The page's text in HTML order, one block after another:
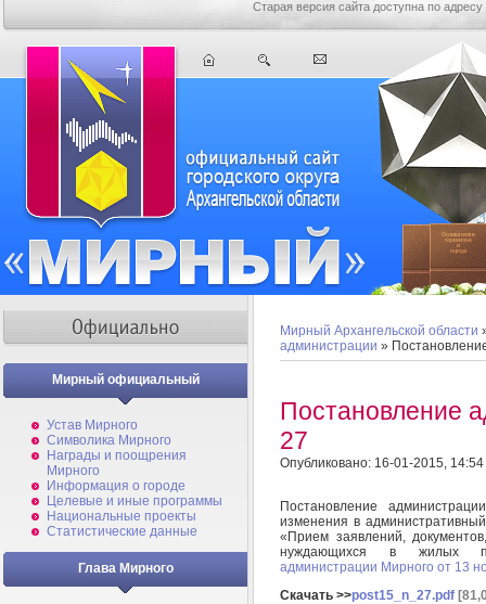
Старая версия сайта доступна по адресу
Мирный официальный
Устав Мирного
Символика Мирного
Награды и поощрения
Мирного
Информация о городе
Целевые и иные программы
Национальные проекты
Статистические данные
Глава Мирного
Мирный Архангельской области
администрации »
Постановление
27
Опубликовано: 16-01-2015, 14:54
Постановление
изменения в
«Прием заявлений,
нуждающихся в жилых
администрации Мирного от 13
Скачать >>post15_n_27.pdf